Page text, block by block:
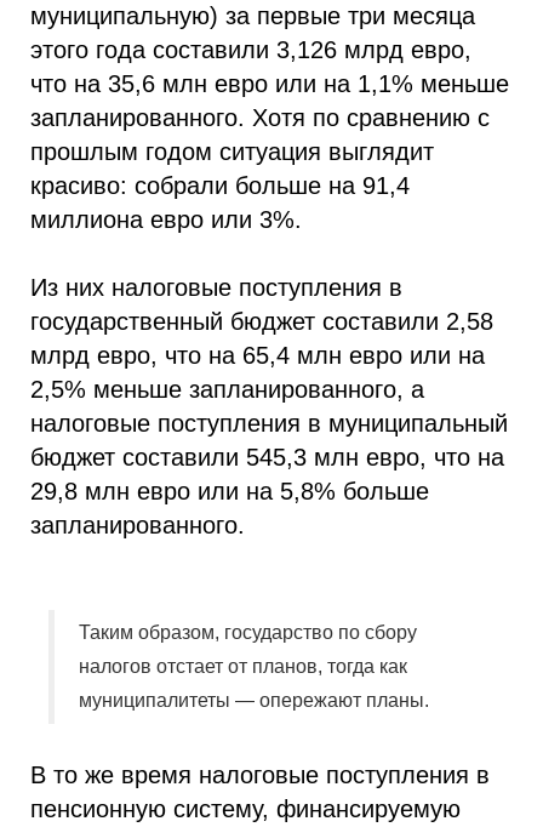
муниципальную) за первые три месяца
этого года составили 3,126 млрд евро,
что на 35,6 млн евро или на 1,1% меньше
запланированного. Хотя по сравнению с
прошлым годом ситуация выглядит
красиво: собрали больше на 91,4
миллиона евро или 3%.
Из них налоговые поступления в
государственный бюджет составили 2,58
млрд евро, что на 65,4 млн евро или на
2,5% меньше запланированного, а
налоговые поступления в муниципальный
бюджет составили 545,3 млн евро, что на
29,8 млн евро или на 5,8% больше
запланированного.
Таким образом, государство по сбору
налогов отстает от планов, тогда как
муниципалитеты — опережают планы.
В то же время налоговые поступления в
пенсионную систему, финансируемую